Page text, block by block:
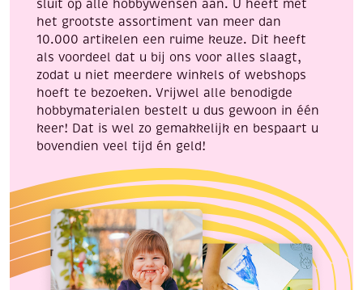
sluit op alle hobbywensen aan. U heeft met
het grootste assortiment van meer dan
10.000 artikelen een ruime keuze. Dit heeft
als voordeel dat u bij ons voor alles slaagt,
zodat u niet meerdere winkels of webshops
hoeft te bezoeken. Vrijwel alle benodigde
hobbymaterialen bestelt u dus gewoon in één
keer! Dat is wel zo gemakkelijk en bespaart u
bovendien veel tijd én geld!